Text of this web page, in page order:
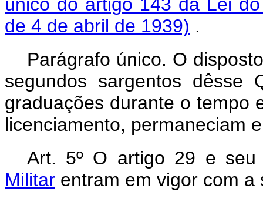
de 4 de abril de 1939) .
Parágrafo único. O
segundos sargentos dêsse
graduações durante o tempo
licenciamento, permaneciam
Art. 5º O artigo 29 e
Militar entram em vigor com a